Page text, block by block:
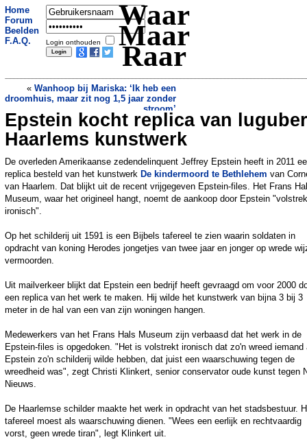
Home
Forum
Beelden
F.A.Q.
Login onthouden
Waar
Maar
Raar
« Wanhoop bij Mariska: ‘Ik heb een
droomhuis, maar zit nog 1,5 jaar zonder
stroom’
Kun je beter te voet of met de auto naar
de carwash?»
Epstein kocht replica van luguber
Haarlems kunstwerk
De overleden Amerikaanse zedendelinquent Jeffrey Epstein heeft in 2011
replica besteld van het kunstwerk De kindermoord te Bethlehem van
van Haarlem. Dat blijkt uit de recent vrijgegeven Epstein-files. Het Frans
Museum, waar het origineel hangt, noemt de aankoop door Epstein
ironisch".
Op het schilderij uit 1591 is een Bijbels tafereel te zien waarin soldaten in
opdracht van koning Herodes jongetjes van twee jaar en jonger op wrede
vermoorden.
Uit mailverkeer blijkt dat Epstein een bedrijf heeft gevraagd om voor 2000
een replica van het werk te maken. Hij wilde het kunstwerk van bijna 3 bij 3
meter in de hal van een van zijn woningen hangen.
Medewerkers van het Frans Hals Museum zijn verbaasd dat het werk in de
Epstein-files is opgedoken. "Het is volstrekt ironisch dat zo'n wreed iemand
Epstein zo'n schilderij wilde hebben, dat juist een waarschuwing tegen de
wreedheid was", zegt Christi Klinkert, senior conservator oude kunst tegen
Nieuws.
De Haarlemse schilder maakte het werk in opdracht van het stadsbestuur.
tafereel moest als waarschuwing dienen. "Wees een eerlijk en rechtvaardig
vorst, geen wrede tiran", legt Klinkert uit.